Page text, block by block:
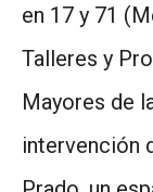
en 17 y 71
Talleres y
Mayores de
intervención